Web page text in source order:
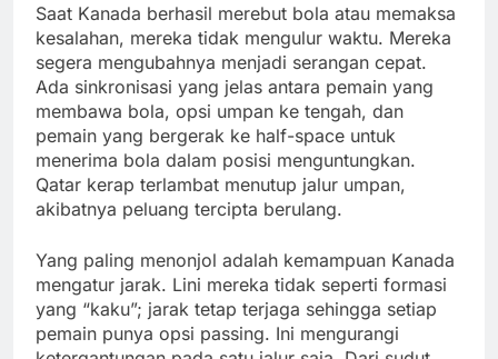
Saat Kanada berhasil merebut bola atau memaksa
kesalahan, mereka tidak mengulur waktu. Mereka
segera mengubahnya menjadi serangan cepat.
Ada sinkronisasi yang jelas antara pemain yang
membawa bola, opsi umpan ke tengah, dan
pemain yang bergerak ke half-space untuk
menerima bola dalam posisi menguntungkan.
Qatar kerap terlambat menutup jalur umpan,
akibatnya peluang tercipta berulang.
Yang paling menonjol adalah kemampuan Kanada
mengatur jarak. Lini mereka tidak seperti formasi
yang “kaku”; jarak tetap terjaga sehingga setiap
pemain punya opsi passing. Ini mengurangi